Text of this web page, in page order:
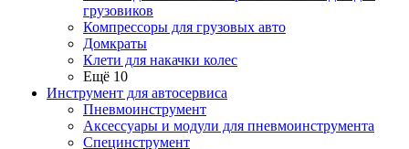
грузовиков
Компрессоры для грузовых авто
Домкраты
Клети для накачки колес
Ещё 10
Инструмент для автосервиса
Пневмоинструмент
Аксессуары и модули для пневмоинструмента
Специнструмент